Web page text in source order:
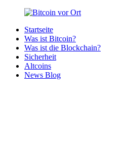
Zurück
Inhalt
Bitcoin
Bitcoins
deiner
Region
Startseite
Was ist Bitcoin?
Was ist die Blockchain?
Sicherheit
Altcoins
News Blog